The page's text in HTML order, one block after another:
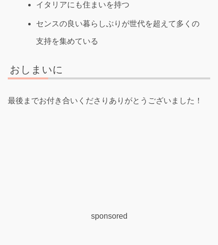
イタリアにも住まいを持つ
センスの良い暮らしぶりが世代を超えて多くの
支持を集めている
おしまいに
最後までお付き合いくださりありがとうございました！
sponsored